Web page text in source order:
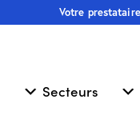
Votre
Secteurs